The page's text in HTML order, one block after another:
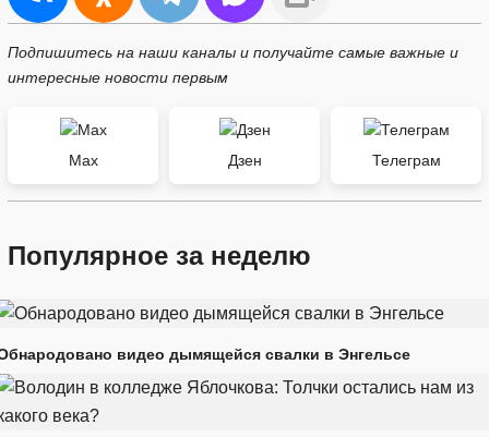
Подпишитесь на наши каналы и получайте самые важные и
интересные новости первым
Max Дзен Телеграм
Популярное за неделю
видео дымящейся свалки в Энгельсе